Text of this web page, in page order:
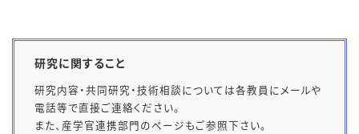
研究に関すること
研究内容・共同研究・技術相談については各教員にメールや
電話等で直接ご連絡ください。
また、産学官連携部門のページもご参照下さい。